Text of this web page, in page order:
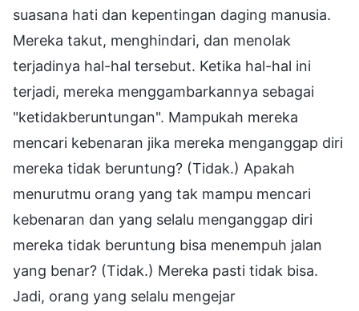
suasana hati dan kepentingan daging manusia.
Mereka takut, menghindari, dan menolak
terjadinya hal-hal tersebut. Ketika hal-hal ini
terjadi, mereka menggambarkannya sebagai
"ketidakberuntungan". Mampukah mereka
mencari kebenaran jika mereka menganggap diri
mereka tidak beruntung? (Tidak.) Apakah
menurutmu orang yang tak mampu mencari
kebenaran dan yang selalu menganggap diri
mereka tidak beruntung bisa menempuh jalan
yang benar? (Tidak.) Mereka pasti tidak bisa.
Jadi, orang yang selalu mengejar